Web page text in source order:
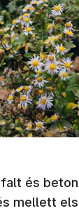
és
mellett